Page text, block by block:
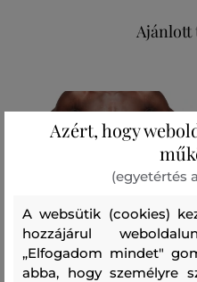
Ajánlott
Azért, hogy
(egyetértés
A websütik (cookies)
hozzájárul
„Elfogadom mindet"
abba, hogy személyre